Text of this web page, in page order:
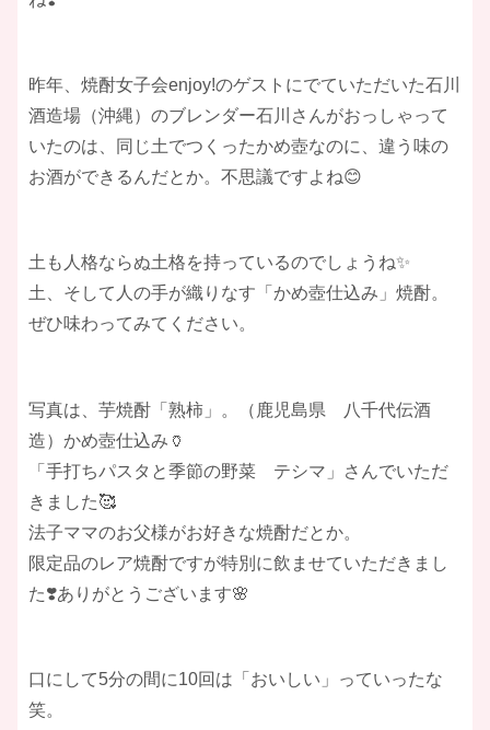
昨年、焼酎女子会enjoy!のゲストにでていただいた石川
酒造場（沖縄）のブレンダー石川さんがおっしゃって
いたのは、同じ土でつくったかめ壺なのに、違う味の
お酒ができるんだとか。不思議ですよね😊
土も人格ならぬ土格を持っているのでしょうね✨
土、そして人の手が織りなす「かめ壺仕込み」焼酎。
ぜひ味わってみてください。
写真は、芋焼酎「熟柿」。（鹿児島県 八千代伝酒
造）かめ壺仕込み🏺
「手打ちパスタと季節の野菜 テシマ」さんでいただ
きました🥰
法子ママのお父様がお好きな焼酎だとか。
限定品のレア焼酎ですが特別に飲ませていただきまし
た❣️ありがとうございます🌸
口にして5分の間に10回は「おいしい」っていったな
笑。